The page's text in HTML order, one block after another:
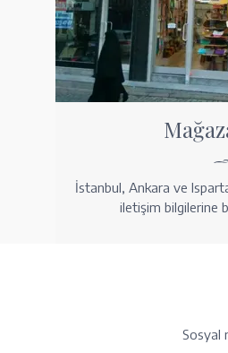
İstanbul, Ankara ve
iletişim bilgilerine
Sosyal